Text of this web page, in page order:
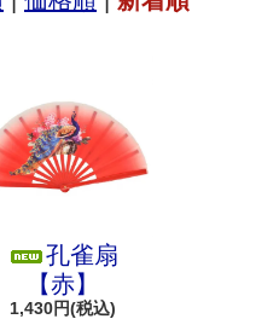
孔雀扇
【赤】
1,430円(税込)